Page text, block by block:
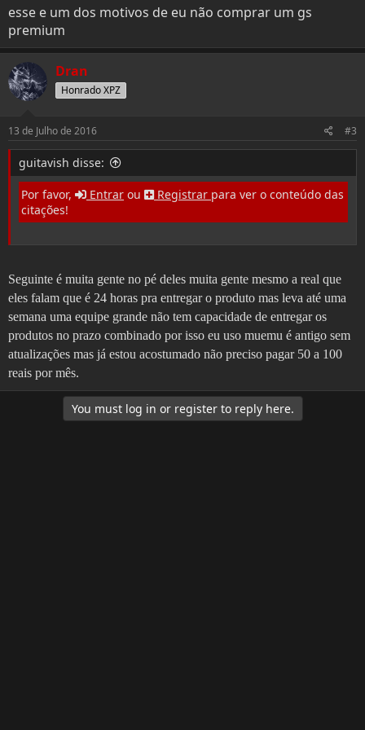
esse e um dos motivos de eu não comprar um gs
premium
Dran
Honrado XPZ
13 de Julho de 2016 #3
guitavish disse:
Por favor, Entrar ou Registrar para ver o conteúdo das
citações!
Seguinte é muita gente no pé deles muita gente mesmo a real que
eles falam que é 24 horas pra entregar o produto mas leva até uma
semana uma equipe grande não tem capacidade de entregar os
produtos no prazo combinado por isso eu uso muemu é antigo sem
atualizações mas já estou acostumado não preciso pagar 50 a 100
reais por mês.
You must log in or register to reply here.